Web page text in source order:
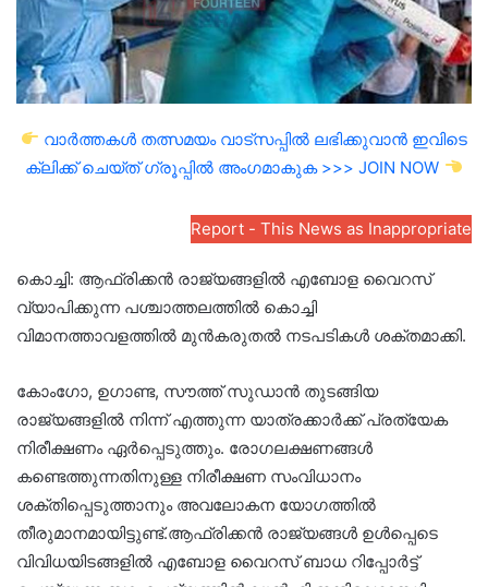
വാർത്തകൾ തത്സമയം വാട്സപ്പിൽ ലഭിക്കുവാൻ ഇവിടെ
ക്ലിക്ക് ചെയ്ത് ഗ്രൂപ്പിൽ അംഗമാകുക >>> JOIN NOW
Report - This News as Inappropriate
കൊച്ചി: ആഫ്രിക്കൻ രാജ്യങ്ങളിൽ എബോള വൈറസ്
വ്യാപിക്കുന്ന പശ്ചാത്തലത്തിൽ കൊച്ചി
വിമാനത്താവളത്തിൽ മുൻകരുതൽ നടപടികൾ ശക്തമാക്കി.
കോംഗോ, ഉഗാണ്ട, സൗത്ത് സുഡാൻ തുടങ്ങിയ
രാജ്യങ്ങളിൽ നിന്ന് എത്തുന്ന യാത്രക്കാർക്ക് പ്രത്യേക
നിരീക്ഷണം ഏർപ്പെടുത്തും. രോഗലക്ഷണങ്ങൾ
കണ്ടെത്തുന്നതിനുള്ള നിരീക്ഷണ സംവിധാനം
ശക്തിപ്പെടുത്താനും അവലോകന യോഗത്തിൽ
തീരുമാനമായിട്ടുണ്ട്.ആഫ്രിക്കൻ രാജ്യങ്ങൾ ഉൾപ്പെടെ
വിവിധയിടങ്ങളിൽ എബോള വൈറസ് ബാധ റിപ്പോർട്ട്